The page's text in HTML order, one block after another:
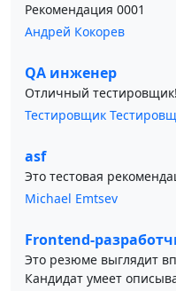
Рекомендация 0001
Андрей Кокорев
QA инженер
Отличный
Тестировщик
asf
Это тестовая
Michael Emtsev
Frontend-
Это резюме выглядит
Кандидат умеет